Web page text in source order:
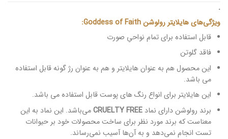
.
ویژگی‌های هایلایتر رولوشن Goddess of Faith:
قابل استفاده برای تمام نواحیِ صورت
فاقد گلوتن
این محصول هم به عنوان هایلایتر و هم به عنوان رژ گونه قابل استفاده
می باشد.
این هایلایتر برای انواع رنگ های پوست قابل استفاده می باشد.
برند رولوشن دارای نمادCRUELTY FREE می‌باشد. این نماد به این
معناست که برند مورد نظر برای ساخت محصولات خود بر حیوانات
تست انجام نمی‌دهد و به آن‌ها آسیب نمی‌رساند.